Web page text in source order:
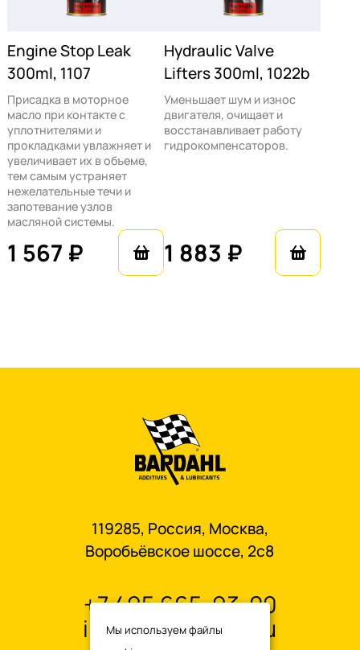
Engine Stop Leak
300ml, 1107
Присадка в моторное
масло при контакте с
уплотнителями и
прокладками увлажняет и
увеличивает их в объеме,
тем самым устраняет
нежелательные течи и
запотевание узлов
масляной системы.
1 567 ₽
Hydraulic Valve
Lifters 300ml, 1022b
Уменьшает шум и износ
двигателя, очищает и
восстанавливает работу
гидрокомпенсаторов.
1 883 ₽
119285, Россия, Москва,
Воробьёвское шоссе, 2с8
+7 495 665-93-00
info@oilbardahl.ru
Мы используем файлы